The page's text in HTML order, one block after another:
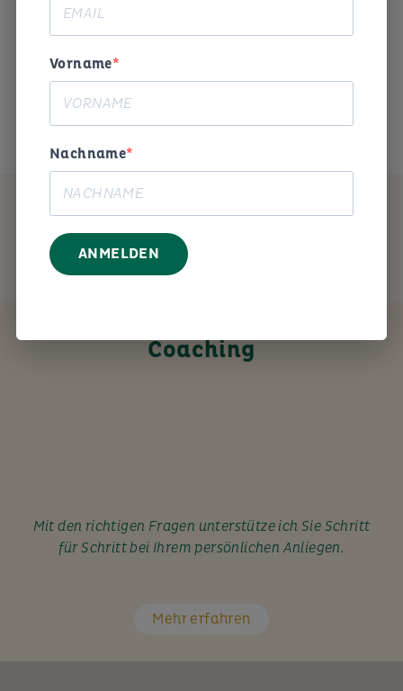
Begeisterung und Humor die
Das ist mein Anliegen.
MEIN ANGEBOT
Coaching
Mit den richtigen Fragen unterstütze ich Sie Schritt
für Schritt bei Ihrem persönlichen Anliegen.
Mehr erfahren
Vorname
Nachname
ANMELDEN